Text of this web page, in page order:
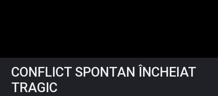
CONFLICT SPONTAN ÎNCHEIAT
TRAGIC